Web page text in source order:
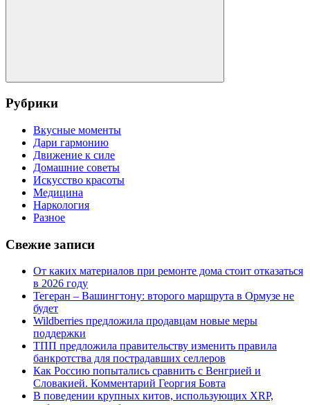
Поиск
Рубрики
Вкусные моменты
Дари гармонию
Движение к силе
Домашние советы
Искусство красоты
Медицина
Наркология
Разное
Свежие записи
От каких материалов при ремонте дома стоит отказаться
в 2026 году
Тегеран – Вашингтону: второго маршрута в Ормузе не
будет
Wildberries предложила продавцам новые меры
поддержки
ТПП предложила правительству изменить правила
банкротства для пострадавших селлеров
Как Россию попытались сравнить с Венгрией и
Словакией. Комментарий Георгия Бовта
В поведении крупных китов, использующих XRP,